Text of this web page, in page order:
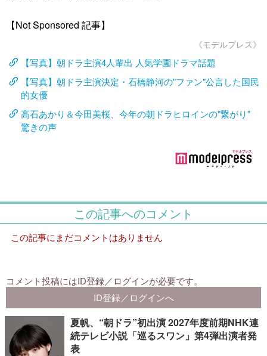
【Not Sponsored 記事】
《モデルプレス》
【写真】朝ドラ主演4人輩出 人気学園ドラマ話題
【写真】朝ドラ主演決定・石橋静河の"ファン"公言した国民
的女優
高石あかり＆今田美桜、今年の朝ドラヒロインの"繋がり"
驚きの声
夏帆、“朝ドラ”初出演 2027年度前期NHK連
続テレビ小説「巡るスワン」第4弾出演者発
表